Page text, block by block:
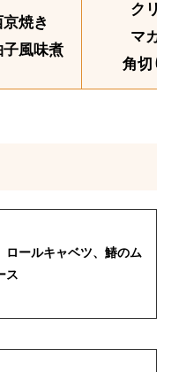
焼き
風味煮
クリ
マカ
角切
ロールキャベツ、鰆のム
ス